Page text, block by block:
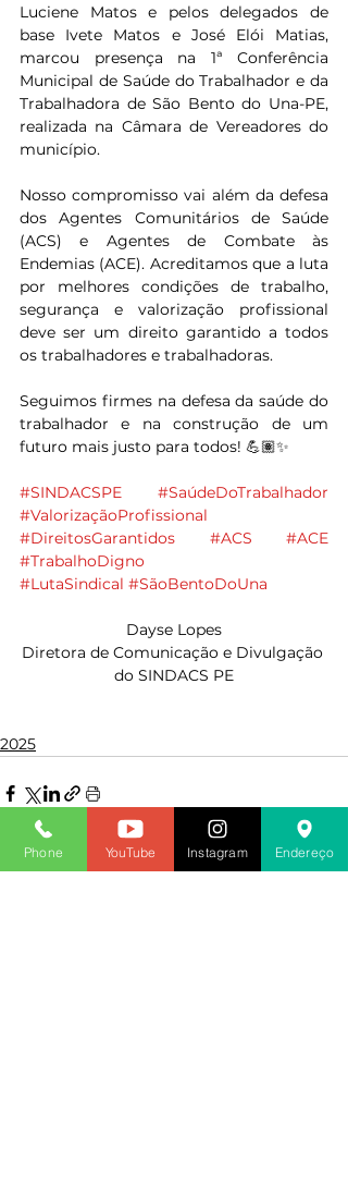
Luciene Matos e pelos delegados de
base Ivete Matos e José Elói Matias,
marcou presença na 1ª Conferência
Municipal de Saúde do Trabalhador e da
Trabalhadora de São Bento do Una-PE,
realizada na Câmara de Vereadores do
município.
Nosso compromisso vai além da defesa
dos Agentes Comunitários de Saúde
(ACS) e Agentes de Combate às
Endemias (ACE). Acreditamos que a luta
por melhores condições de trabalho,
segurança e valorização profissional
deve ser um direito garantido a todos
os trabalhadores e trabalhadoras.
Seguimos firmes na defesa da saúde do
trabalhador e na construção de um
futuro mais justo para todos! 💪🏽✨
#SINDACSPE
#SaúdeDoTrabalhador
#ValorizaçãoProfissional
#DireitosGarantidos
#ACS
#ACE
#TrabalhoDigno
#LutaSindical #SãoBentoDoUna
Dayse Lopes
Diretora de Comunicação e Divulgação
do SINDACS PE
2025
Posts recentes Ver tudo
Phone YouTube Instagram Endereço